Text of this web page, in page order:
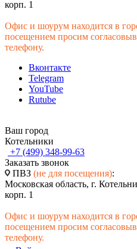
корп. 1
Офис и шоурум находится в
посещением просим
телефону.
Вконтакте
Telegram
YouTube
Rutube
Ваш город
Котельники
+7 (499) 348-99-63
Заказать звонок
ПВЗ (не для посещения):
Московская область, г.
корп. 1
Офис и шоурум находится в
посещением просим
телефону.